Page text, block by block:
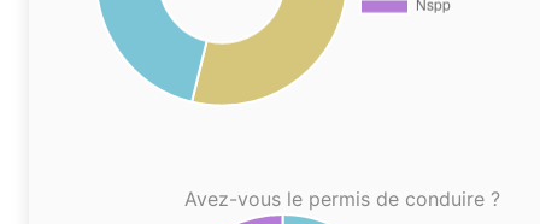
Avez-vous le permis de conduire ?